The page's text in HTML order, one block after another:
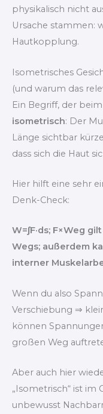
physikalisch nicht
Ursache stammen:
Hautkopplung.
Isometrisches
(und warum das
Ein Begriff, der
isometrisch: Der
Länge sichtbar
dass sich die Haut
Hier hilft eine sehr
Denk-Check:
W=∫F·ds; F×Weg
Wegs; außerdem
interner
Wenn du also
Verschiebung ⇒
können
großen Weg
Aber auch hier
„Isometrisch“ ist im
unbewusst